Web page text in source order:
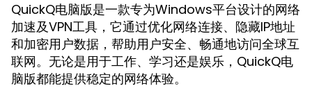
QuickQ电脑版是一款专为Windows平台设计的网络
加速及VPN工具，它通过优化网络连接、隐藏IP地址
和加密用户数据，帮助用户安全、畅通地访问全球互
联网。无论是用于工作、学习还是娱乐，QuickQ电
脑版都能提供稳定的网络体验。